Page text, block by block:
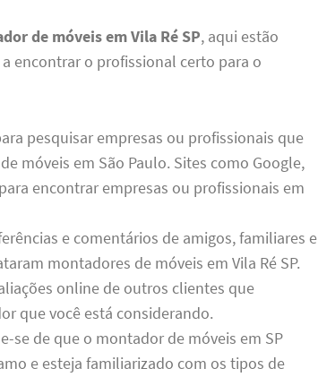
de móveis em Vila Ré SP, aqui estão
encontrar o profissional certo para o
pesquisar empresas ou profissionais que
móveis em São Paulo. Sites como Google,
encontrar empresas ou profissionais em
e comentários de amigos, familiares e
montadores de móveis em Vila Ré SP.
online de outros clientes que
que você está considerando.
se de que o montador de móveis em SP
e esteja familiarizado com os tipos de